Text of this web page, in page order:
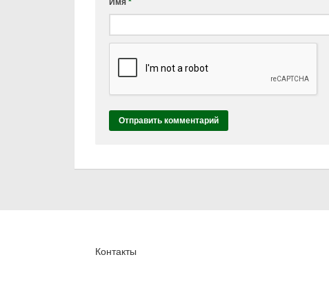
Имя *
Контакты